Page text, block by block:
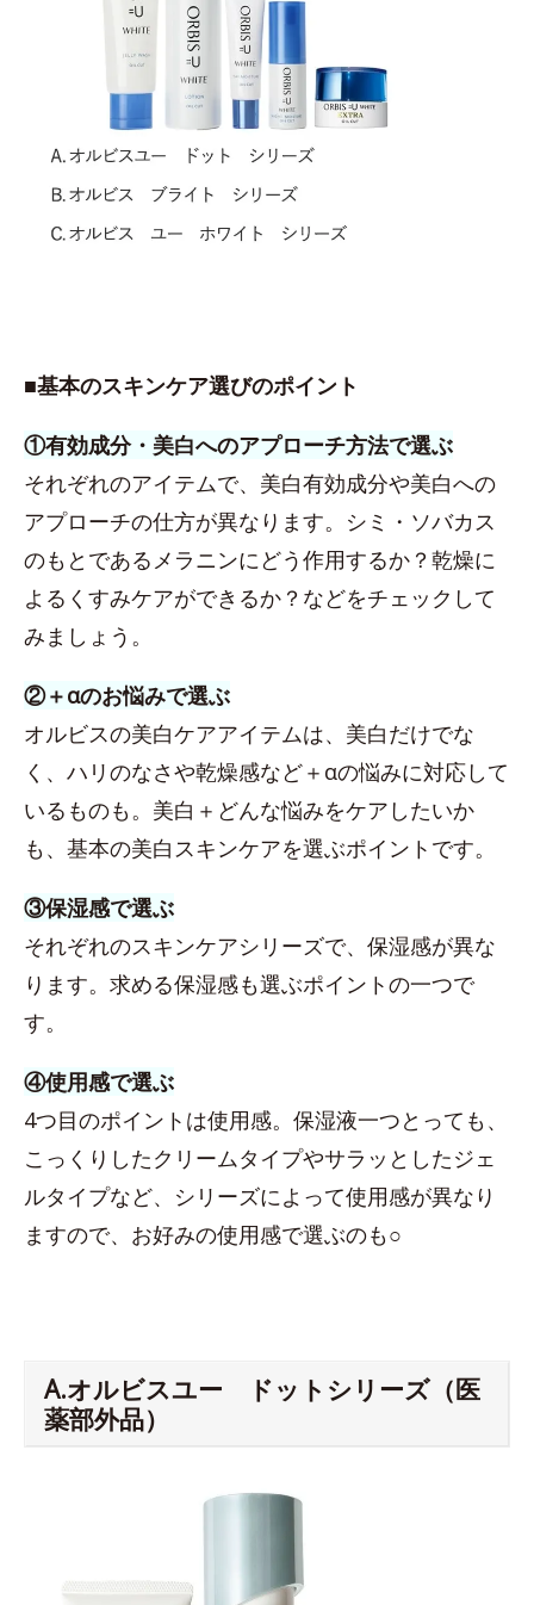
■基本のスキンケア選びのポイント
①有効成分・美白へのアプローチ方法で選ぶ
それぞれのアイテムで、美白有効成分や美白への
アプローチの仕方が異なります。シミ・ソバカス
のもとであるメラニンにどう作用するか？乾燥に
よるくすみケアができるか？などをチェックして
みましょう。
②＋αのお悩みで選ぶ
オルビスの美白ケアアイテムは、美白だけでな
く、ハリのなさや乾燥感など＋αの悩みに対応して
いるものも。美白＋どんな悩みをケアしたいか
も、基本の美白スキンケアを選ぶポイントです。
③保湿感で選ぶ
それぞれのスキンケアシリーズで、保湿感が異な
ります。求める保湿感も選ぶポイントの一つで
す。
④使用感で選ぶ
4つ目のポイントは使用感。保湿液一つとっても、
こっくりしたクリームタイプやサラッとしたジェ
ルタイプなど、シリーズによって使用感が異なり
ますので、お好みの使用感で選ぶのも○
A.オルビスユー ドットシリーズ（医
薬部外品）